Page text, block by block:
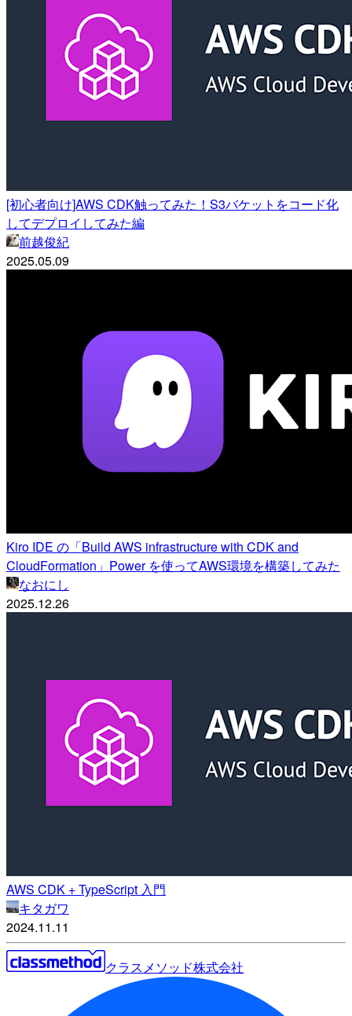
[初心者向け]AWS CDK触ってみた！S3バケットをコード化
してデプロイしてみた編
前越俊紀
2025.05.09
Kiro IDE の「Build AWS infrastructure with CDK and
CloudFormation」Power を使ってAWS環境を構築してみた
なおにし
2025.12.26
AWS CDK + TypeScript 入門
キタガワ
2024.11.11
クラスメソッド株式会社